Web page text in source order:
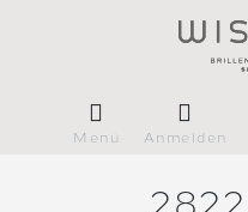
Menü Anmelden